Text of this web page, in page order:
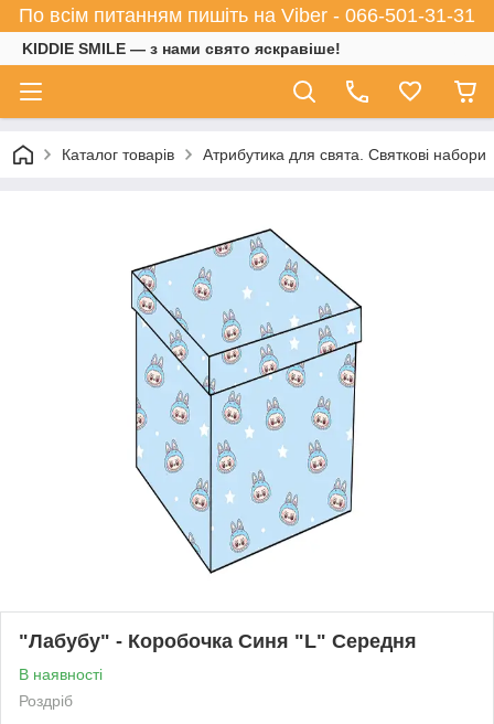
По всім питанням пишіть на Viber - 066-501-31-31
KIDDIE SMILE — з нами свято яскравіше!
Каталог товарів Атрибутика для свята. Святкові набори
"Лабубу" - Коробочка Синя "L" Середня
В наявності
Роздріб